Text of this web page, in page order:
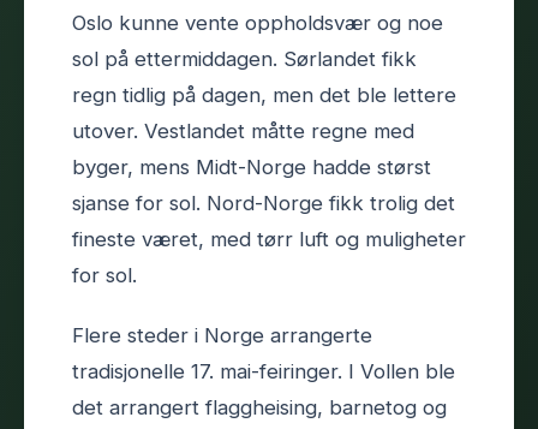
Oslo kunne vente oppholdsvær og noe
sol på ettermiddagen. Sørlandet fikk
regn tidlig på dagen, men det ble lettere
utover. Vestlandet måtte regne med
byger, mens Midt-Norge hadde størst
sjanse for sol. Nord-Norge fikk trolig det
fineste været, med tørr luft og muligheter
for sol.
Flere steder i Norge arrangerte
tradisjonelle 17. mai-feiringer. I Vollen ble
det arrangert flaggheising, barnetog og